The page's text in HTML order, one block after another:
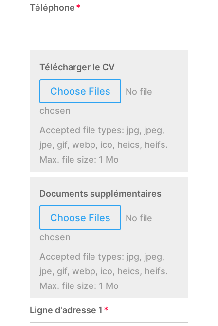
Téléphone
Télécharger le CV
File Input
Choose Files
No file
chosen
Accepted file types: jpg, jpeg,
jpe, gif, webp, ico, heics, heifs.
Max. file size: 1 Mo
Documents supplémentaires
File Input
Choose Files
No file
chosen
Accepted file types: jpg, jpeg,
jpe, gif, webp, ico, heics, heifs.
Max. file size: 1 Mo
Ligne d'adresse 1